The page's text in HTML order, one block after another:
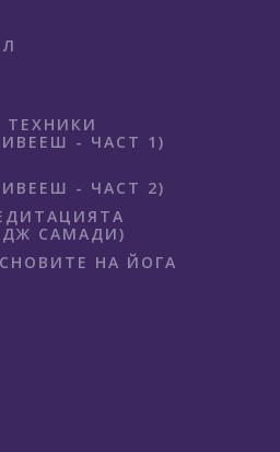
ТЕХНИКИ
- ЧАСТ 1)
- ЧАСТ 2)
САМАДИ)
НА ЙОГА